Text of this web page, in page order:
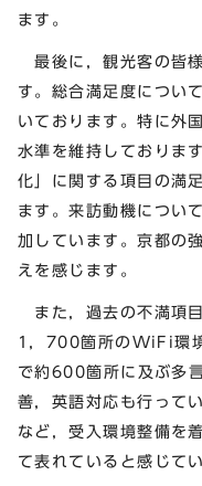
ます。
最後に，観光客の皆
す。総合満足度につい
いております。特に外
水準を維持しておりま
化」に関する項目の満
ます。来訪動機につい
加しています。京都の
えを感じます。
また，過去の不満項
1，700箇所のWiFi環
で約600箇所に及ぶ多
善，英語対応も行って
など，受入環境整備を
て表れていると感じて